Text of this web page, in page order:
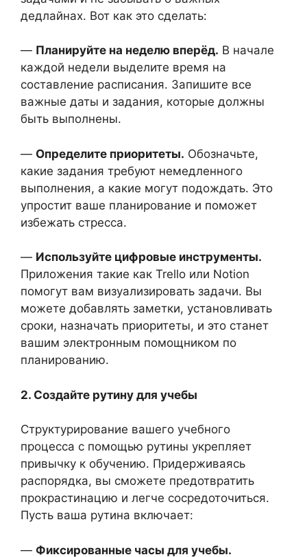
дедлайнах. Вот как это сделать:
— Планируйте на неделю вперёд. В начале
каждой недели выделите время на
составление расписания. Запишите все
важные даты и задания, которые должны
быть выполнены.
— Определите приоритеты. Обозначьте,
какие задания требуют немедленного
выполнения, а какие могут подождать. Это
упростит ваше планирование и поможет
избежать стресса.
— Используйте цифровые инструменты.
Приложения такие как Trello или Notion
помогут вам визуализировать задачи. Вы
можете добавлять заметки, установливать
сроки, назначать приоритеты, и это станет
вашим электронным помощником по
планированию.
2. Создайте рутину для учебы
Структурирование вашего учебного
процесса с помощью рутины укрепляет
привычку к обучению. Придерживаясь
распорядка, вы сможете предотвратить
прокрастинацию и легче сосредоточиться.
Пусть ваша рутина включает:
— Фиксированные часы для учебы.